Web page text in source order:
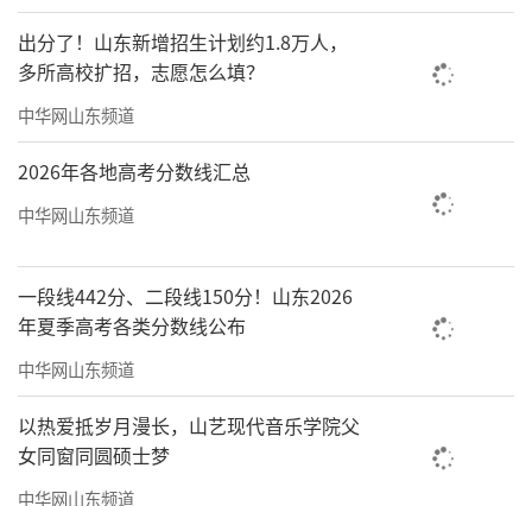
出分了！山东新增招生计划约1.8万人，
多所高校扩招，志愿怎么填？
中华网山东频道
2026年各地高考分数线汇总
中华网山东频道
一段线442分、二段线150分！山东2026
年夏季高考各类分数线公布
中华网山东频道
以热爱抵岁月漫长，山艺现代音乐学院父
女同窗同圆硕士梦
中华网山东频道